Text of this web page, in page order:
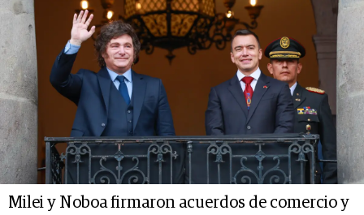
Milei y Noboa firmaron acuerdos de comercio y